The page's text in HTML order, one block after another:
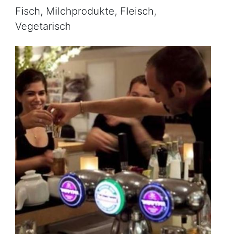
Fisch, Milchprodukte, Fleisch,
Vegetarisch